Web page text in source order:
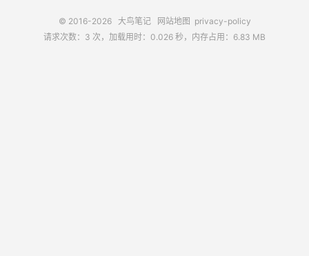
© 2016-2026 大鸟笔记 网站地图 privacy-policy
请求次数：3 次，加载用时：0.026 秒，内存占用：6.83 MB